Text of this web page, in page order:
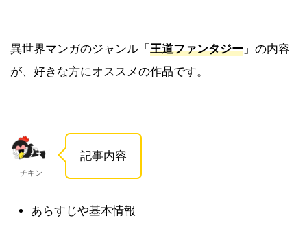
異世界マンガのジャンル「 王道ファンタジー 」の内容
が、好きな方にオススメの作品です。
チキン
記事内容
あらすじや基本情報